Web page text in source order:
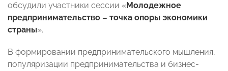
обсудили участники сессии « Молодежное
предпринимательство – точка опоры экономики
страны».
В формировании предпринимательского мышления,
популяризации предпринимательства и бизнес-